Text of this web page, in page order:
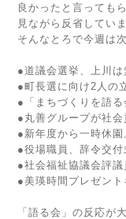
良かったと言っても
見ながら反省していま
そんなとろで今週は
●道議会選挙、上川は
●町長選に向け2人の
●「まちづくりを語
●丸善グループが社
●新年度から一時休
●役場職員、辞令交付
●社会福祉協議会評議
●美瑛時間プレゼン
その他
「語る会」の反応が